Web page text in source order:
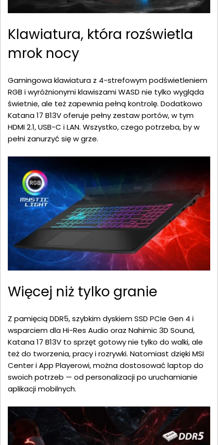
Klawiatura, która rozświetla
mrok nocy
Gamingowa klawiatura z 4-strefowym podświetleniem
RGB i wyróżnionymi klawiszami WASD nie tylko wygląda
świetnie, ale też zapewnia pełną kontrolę. Dodatkowo
Katana 17 B13V oferuje pełny zestaw portów, w tym
HDMI 2.1, USB-C i LAN. Wszystko, czego potrzeba, by w
pełni zanurzyć się w grze.
Więcej niż tylko granie
Z pamięcią DDR5, szybkim dyskiem SSD PCIe Gen 4 i
wsparciem dla Hi-Res Audio oraz Nahimic 3D Sound,
Katana 17 B13V to sprzęt gotowy nie tylko do walki, ale
też do tworzenia, pracy i rozrywki. Natomiast dzięki MSI
Center i App Playerowi, można dostosować laptop do
swoich potrzeb — od personalizacji po uruchamianie
aplikacji mobilnych.